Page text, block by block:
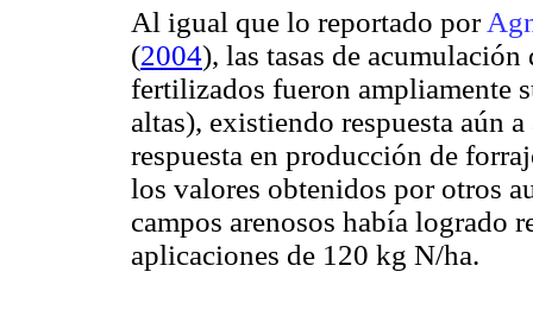
Al igual que lo reportado por
(2004), las tasas de
fertilizados fueron ampliamente
altas), existiendo respuesta aún
respuesta en producción de
los valores obtenidos por otros
campos arenosos había logrado
aplicaciones de 120 kg N/ha.